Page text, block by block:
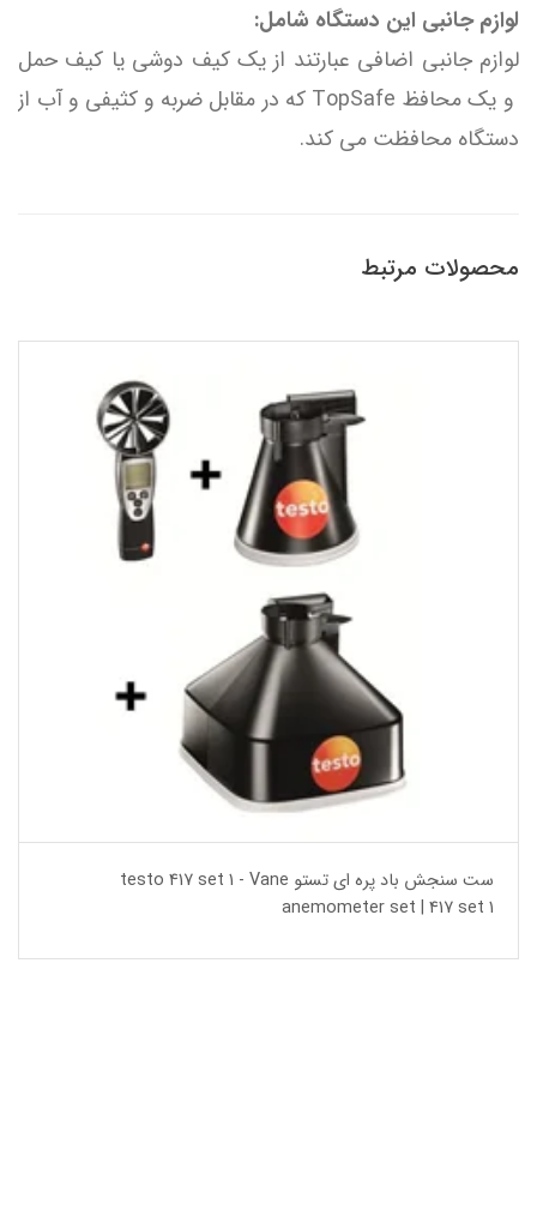
لوازم جانبی این دستگاه شامل:
لوازم جانبی اضافی عبارتند از یک کیف دوشی یا کیف حمل
و یک محافظ TopSafe که در مقابل ضربه و کثیفی و آب از
دستگاه محافظت می کند.
محصولات مرتبط
ست سنجش باد پره ای تستو testo 417 set 1 - Vane
anemometer set | 417 set 1